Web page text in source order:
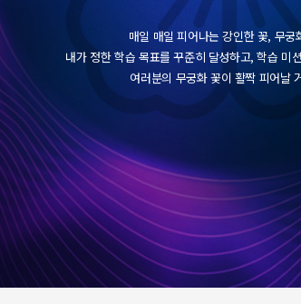
매일 매일 피어나는 강인한 꽃, 무궁
내가 정한 학습 목표를 꾸준히 달성하고, 학습 미
여러분의 무궁화 꽃이 활짝 피어날